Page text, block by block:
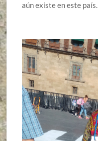
aún existe en este país.